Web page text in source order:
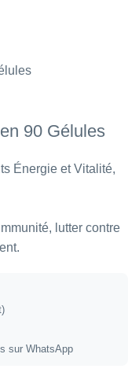
90 Gélules
Énergie et Vitalité,
lutter contre
sur WhatsApp